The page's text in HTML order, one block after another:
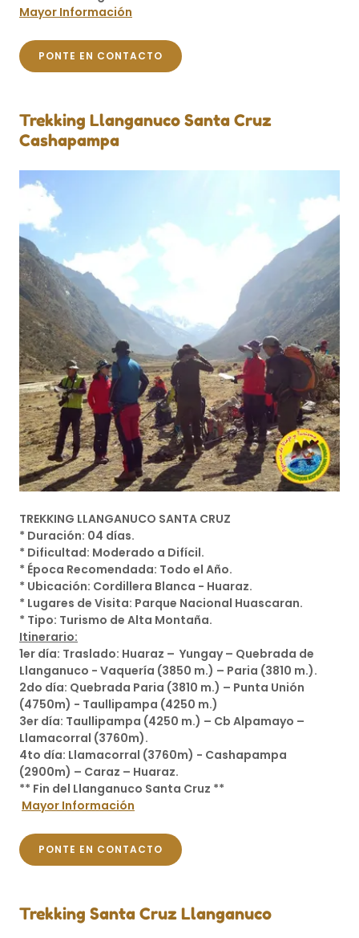
Mayor Información
PONTE EN CONTACTO
Trekking Llanganuco Santa Cruz
Cashapampa
TREKKING LLANGANUCO SANTA CRUZ
* Duración: 04 días.
* Dificultad: Moderado a Difícil.
* Época Recomendada: Todo el Año.
* Ubicación: Cordillera Blanca - Huaraz.
* Lugares de Visita: Parque Nacional Huascaran.
* Tipo: Turismo de Alta Montaña.
Itinerario:
1er día: Traslado: Huaraz – Yungay – Quebrada de
Llanganuco - Vaquería (3850 m.) – Paria (3810 m.).
2do día: Quebrada Paria (3810 m.) – Punta Unión
(4750m) - Taullipampa (4250 m.)
3er día: Taullipampa (4250 m.) – Cb Alpamayo –
Llamacorral (3760m).
4to día: Llamacorral (3760m) - Cashapampa
(2900m) – Caraz – Huaraz.
** Fin del Llanganuco Santa Cruz **
Mayor Información
PONTE EN CONTACTO
Trekking Santa Cruz Llanganuco